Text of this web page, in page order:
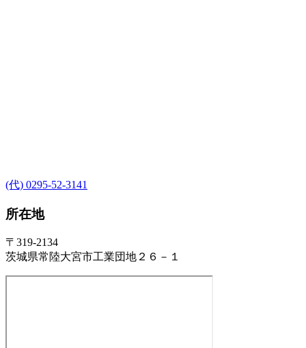
(代) 0295-52-3141
所在地
〒319-2134
茨城県常陸大宮市工業団地２６－１